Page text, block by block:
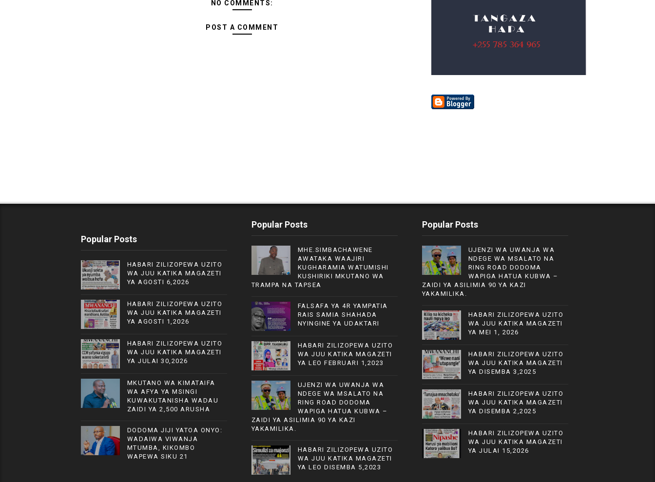
NO COMMENTS:
POST A COMMENT
Popular Posts
HABARI ZILIZOPEWA UZITO
WA JUU KATIKA MAGAZETI
YA AGOSTI 6,2026
HABARI ZILIZOPEWA UZITO
WA JUU KATIKA MAGAZETI
YA AGOSTI 1,2026
HABARI ZILIZOPEWA UZITO
WA JUU KATIKA MAGAZETI
YA JULAI 30,2026
MKUTANO WA KIMATAIFA
WA AFYA YA MSINGI
KUWAKUTANISHA WADAU
ZAIDI YA 2,500 ARUSHA
DODOMA JIJI YATOA ONYO:
WADAIWA VIWANJA
MTUMBA, KIKOMBO
WAPEWA SIKU 21
Popular Posts
MHE.SIMBACHAWENE
AWATAKA WAAJIRI
KUGHARAMIA WATUMISHI
KUSHIRIKI MKUTANO WA
TRAMPA NA TAPSEA
FALSAFA YA 4R YAMPATIA
RAIS SAMIA SHAHADA
NYINGINE YA UDAKTARI
HABARI ZILIZOPEWA UZITO
WA JUU KATIKA MAGAZETI
YA LEO FEBRUARI 1,2023
UJENZI WA UWANJA WA
NDEGE WA MSALATO NA
RING ROAD DODOMA
WAPIGA HATUA KUBWA –
ZAIDI YA ASILIMIA 90 YA KAZI
YAKAMILIKA.
HABARI ZILIZOPEWA UZITO
WA JUU KATIKA MAGAZETI
YA LEO DISEMBA 5,2023
Popular Posts
UJENZI WA UWANJA WA
NDEGE WA MSALATO NA
RING ROAD DODOMA
WAPIGA HATUA KUBWA –
ZAIDI YA ASILIMIA 90 YA KAZI
YAKAMILIKA.
HABARI ZILIZOPEWA UZITO
WA JUU KATIKA MAGAZETI
YA MEI 1, 2026
HABARI ZILIZOPEWA UZITO
WA JUU KATIKA MAGAZETI
YA DISEMBA 3,2025
HABARI ZILIZOPEWA UZITO
WA JUU KATIKA MAGAZETI
YA DISEMBA 2,2025
HABARI ZILIZOPEWA UZITO
WA JUU KATIKA MAGAZETI
YA JULAI 15,2026